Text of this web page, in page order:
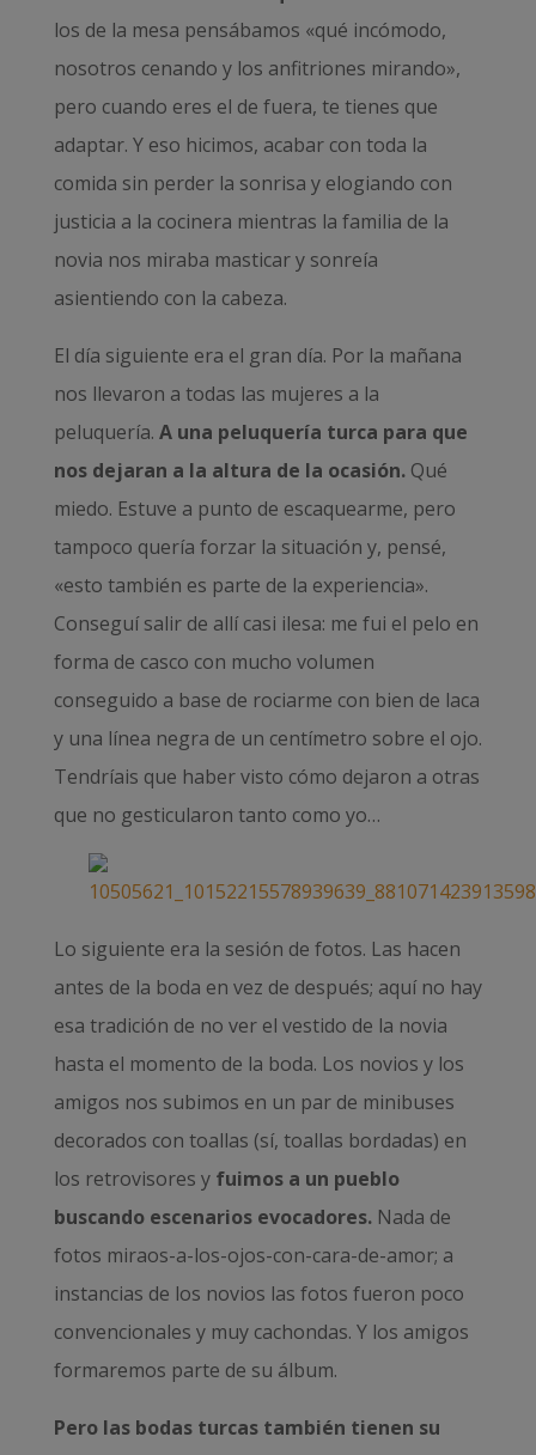
los de la mesa pensábamos «qué incómodo,
nosotros cenando y los anfitriones mirando»,
pero cuando eres el de fuera, te tienes que
adaptar. Y eso hicimos, acabar con toda la
comida sin perder la sonrisa y elogiando con
justicia a la cocinera mientras la familia de la
novia nos miraba masticar y sonreía
asientiendo con la cabeza.
El día siguiente era el gran día. Por la mañana
nos llevaron a todas las mujeres a la
peluquería. A una peluquería turca para que
nos dejaran a la altura de la ocasión.Qué
miedo. Estuve a punto de escaquearme, pero
tampoco quería forzar la situación y, pensé,
«esto también es parte de la experiencia».
Conseguí salir de allí casi ilesa: me fui el pelo en
forma de casco con mucho volumen
conseguido a base de rociarme con bien de laca
y una línea negra de un centímetro sobre el ojo.
Tendríais que haber visto cómo dejaron a otras
que no gesticularon tanto como yo…
Lo siguiente era la sesión de fotos. Las hacen
antes de la boda en vez de después; aquí no hay
esa tradición de no ver el vestido de la novia
hasta el momento de la boda. Los novios y los
amigos nos subimos en un par de minibuses
decorados con toallas (sí, toallas bordadas) en
los retrovisores y fuimos a un pueblo
buscando escenarios evocadores.Nada de
fotos miraos-a-los-ojos-con-cara-de-amor; a
instancias de los novios las fotos fueron poco
convencionales y muy cachondas. Y los amigos
formaremos parte de su álbum.
Pero las bodas turcas también tienen su